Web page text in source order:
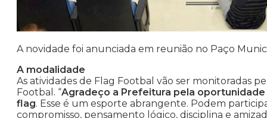
A novidade foi anunciada em reunião no Paço
A modalidade
As atividades de Flag Footbal vão ser monitoradas
Footbal. “Agradeço a Prefeitura pela
flag. Esse é um esporte abrangente. Podem
compromisso, pensamento lógico, disciplina e